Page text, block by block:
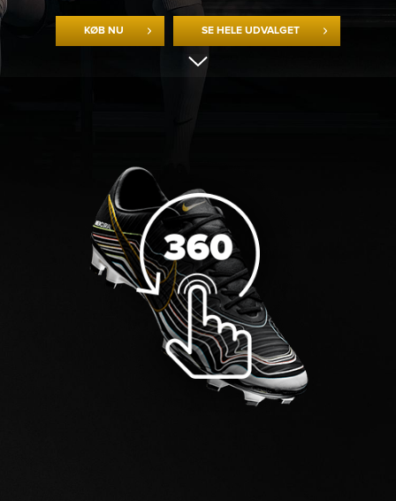
KØB NU SE HELE UDVALGET